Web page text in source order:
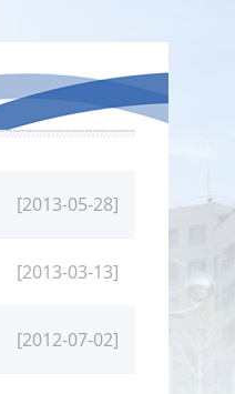
[2013-05-28]
[2013-03-13]
[2012-07-02]